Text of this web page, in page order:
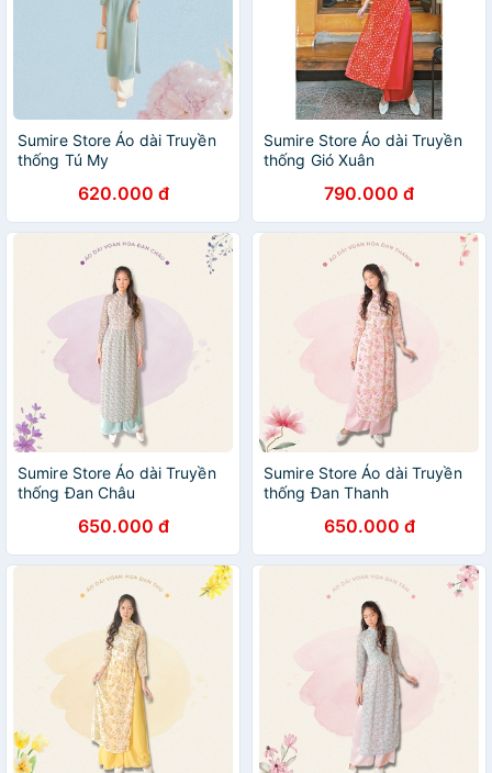
Sumire Store Áo dài Truyền
thống Tú My
620.000 đ
Sumire Store Áo dài Truyền
thống Gió Xuân
790.000 đ
Sumire Store Áo dài Truyền
thống Đan Châu
650.000 đ
Sumire Store Áo dài Truyền
thống Đan Thanh
650.000 đ